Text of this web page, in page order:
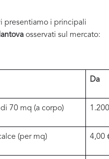
presentiamo i principali
osservati sul mercato:
Da
70 mq (a corpo)
(per mq) 4,00